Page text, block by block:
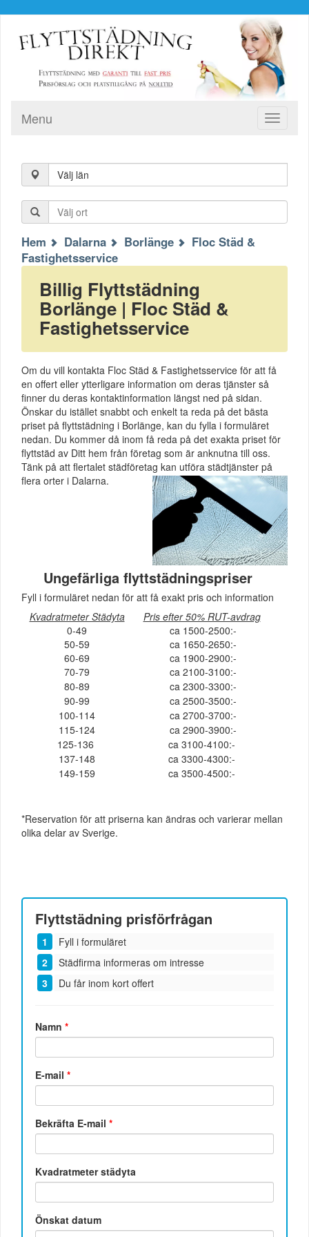
Toggle
Menu
Välj län
Hem Dalarna Borlänge
Floc Städ &
Fastighetsservice
Billig Flyttstädning
Borlänge | Floc Städ &
Fastighetsservice
Om du vill kontakta Floc Städ & Fastighetsservice för att få
en offert eller ytterligare information om deras tjänster så
finner du deras kontaktinformation längst ned på sidan.
Önskar du istället snabbt och enkelt ta reda på det bästa
priset på flyttstädning i Borlänge, kan du fylla i formuläret
nedan. Du kommer då inom få reda på det exakta priset för
flyttstäd av Ditt hem från företag som är anknutna till oss.
Tänk på att flertalet städföretag kan utföra städtjänster på
flera orter i Dalarna.
Ungefärliga flyttstädningspriser
Fyll i formuläret nedan för att få exakt pris och information
Kvadratmeter Städyta
Pris efter 50% RUT-avdrag
0-49
ca 1500-2500:-
50-59
ca 1650-2650:-
60-69
ca 1900-2900:-
70-79
ca 2100-3100:-
80-89
ca 2300-3300:-
90-99
ca 2500-3500:-
100-114
ca 2700-3700:-
115-124
ca 2900-3900:-
125-136
ca 3100-4100:-
137-148
ca 3300-4300:-
149-159
ca 3500-4500:-
*Reservation för att priserna kan ändras och varierar mellan
olika delar av Sverige.
Flyttstädning prisförfrågan
Fyll i formuläret
Städfirma informeras om intresse
Du får inom kort offert
Namn*
E-mail*
Bekräfta E-mail*
Kvadratmeter städyta
Önskat datum